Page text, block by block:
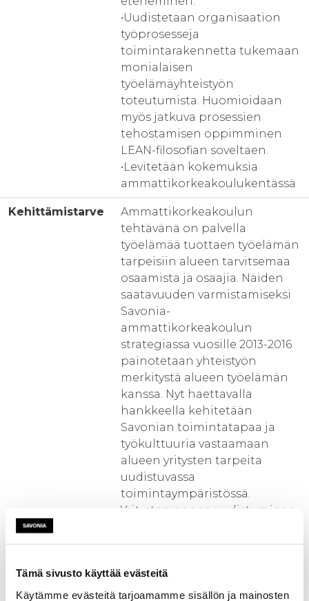
Tämä sivusto käyttää evästeitä
Käytämme evästeitä tarjoamamme sisällön ja mainosten
•Uudistetaan organisaation
työprosesseja
toimintarakennetta tukemaan
monialaisen
työelämäyhteistyön
toteutumista. Huomioidaan
myös jatkuva prosessien
tehostamisen oppimminen
LEAN-filosofian soveltaen.
•Levitetään kokemuksia
ammattikorkeakoulukentässä
Kehittämistarve
Ammattikorkeakoulun
tehtävänä on palvella
työelämää tuottaen työelämän
tarpeisiin alueen tarvitsemaa
osaamista ja osaajia. Näiden
saatavuuden varmistamiseksi
Savonia-
ammattikorkeakoulun
strategiassa vuosille 2013-2016
painotetaan yhteistyön
merkitystä alueen työelämän
kanssa. Nyt haettavalla
hankkeella kehitetään
Savonian toimintatapaa ja
työkulttuuria vastaamaan
alueen yritysten tarpeita
uudistuvassa
toimintaympäristössä.
Yritysten nopea uudistuminen
ammattikorkeakoululta
vastaamaan
työelämäyhteistyön